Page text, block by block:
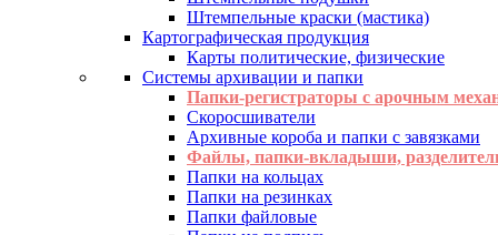
Штемпельные краски (мастика)
Картографическая продукция
Карты политические, физические
Системы архивации и папки
Папки-регистраторы с арочным
Скоросшиватели
Архивные короба и папки с завязками
Файлы, папки-вкладыши,
Папки на кольцах
Папки на резинках
Папки файловые